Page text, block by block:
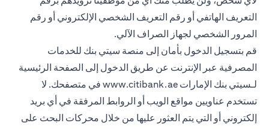
التعريف الهاتفي أو رقم التعريف الشخصي الإلكتروني أو رقم
المرور الشخصي لجهاز الصراف الآلي.
قم بتسجيل الدخول بأمان إلى منصة سيتي بنك للخدمات
المصرفية عبر الإنترنت عن طريق الدخول إلى الصفحة الرئيسية
لـسيتي بنك الإمارات www.citibank.ae في متصفحك. لا
تستخدم عناويين مواقع الويب أو الروابط المرفقة في أي بريد
إلكتروني أو التي يتم العثور عليها من خلال محركات البحث على